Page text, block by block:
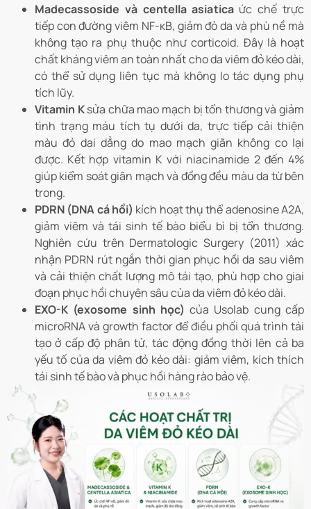
Madecassoside và centella asiaticaức chế trực
tiếp con đường viêm NF-κB, giảm đỏ da và phù nề mà
không tạo ra phụ thuộc như corticoid. Đây là hoạt
chất kháng viêm an toàn nhất cho da viêm đỏ kéo dài,
có thể sử dụng liên tục mà không lo tác dụng phụ
tích lũy.
Vitamin Ksửa chữa mao mạch bị tổn thương và giảm
tình trạng máu tích tụ dưới da, trực tiếp cải thiện
màu đỏ dai dẳng do mao mạch giãn không co lại
được. Kết hợp vitamin K với niacinamide 2 đến 4%
giúp kiểm soát giãn mạch và đồng đều màu da từ bên
trong.
PDRN (DNA cá hồi) kích hoạt thụ thể adenosine A2A,
giảm viêm và tái sinh tế bào biểu bì bị tổn thương.
Nghiên cứu trên Dermatologic Surgery (2011) xác
nhận PDRN rút ngắn thời gian phục hồi da sau viêm
và cải thiện chất lượng mô tái tạo, phù hợp cho giai
đoạn phục hồi chuyên sâu của da viêm đỏ kéo dài.
EXO-K (exosome sinh học) của Usolab cung cấp
microRNA và growth factor để điều phối quá trình tái
tạo ở cấp độ phân tử, tác động đồng thời lên cả ba
yếu tố của da viêm đỏ kéo dài: giảm viêm, kích thích
tái sinh tế bào và phục hồi hàng rào bảo vệ.